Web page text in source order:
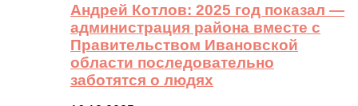
Андрей Котлов: 2025 год показал —
администрация района вместе с
Правительством Ивановской
области последовательно
заботятся о людях